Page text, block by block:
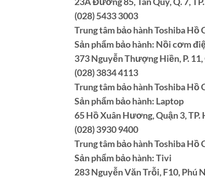
(028) 5433 3003
Trung tâm bảo hành Toshiba Hồ
Sản phẩm bảo hành: Nồi cơm
373 Nguyễn Thượng Hiền, P.
(028) 3834 4113
Trung tâm bảo hành Toshiba Hồ
Sản phẩm bảo hành: Laptop
65 Hồ Xuân Hương, Quận 3, TP.
(028) 3930 9400
Trung tâm bảo hành Toshiba Hồ
Sản phẩm bảo hành: Tivi
283 Nguyễn Văn Trỗi, F10, Phú